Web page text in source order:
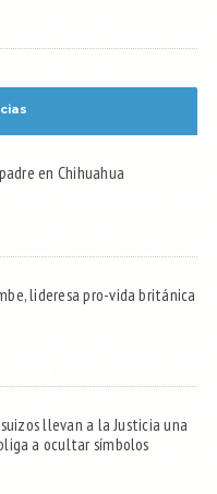
en Chihuahua
lideresa pro-vida británica
llevan a la Justicia una
a ocultar símbolos